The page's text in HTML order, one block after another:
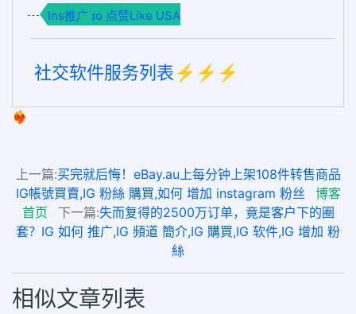
Ins推广 ɪɢ 点赞Like USA
社交软件服务列表⚡️⚡️⚡️
❤️‍🔥
上一篇:买完就后悔！eBay.au上每分钟上架108件转售商品
IG帳號買賣,IG 粉絲 購買,如何 增加 instagram 粉丝
博客
首页
下一篇:失而复得的2500万订单，竟是客户下的圈
套？IG 如何 推广,IG 頻道 簡介,IG 購買,IG 软件,IG 增加 粉
絲
相似文章列表